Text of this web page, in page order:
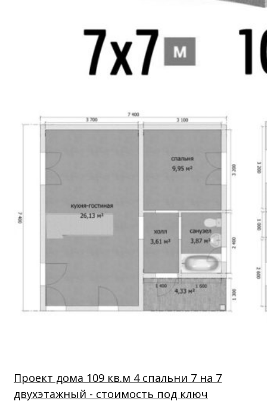
Проект дома 109 кв.м 4 спальни 7 на 7
двухэтажный - стоимость под ключ